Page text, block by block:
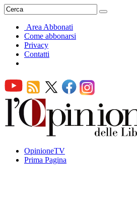
Area Abbonati
Come abbonarsi
Privacy
Contatti
OpinioneTV
Prima Pagina